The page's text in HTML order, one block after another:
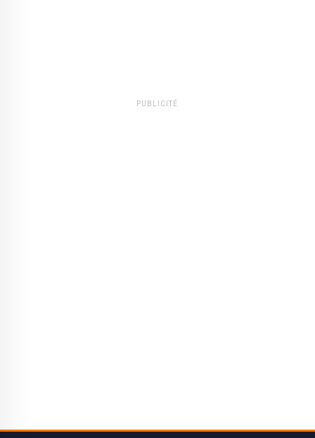
PUBLICITÉ